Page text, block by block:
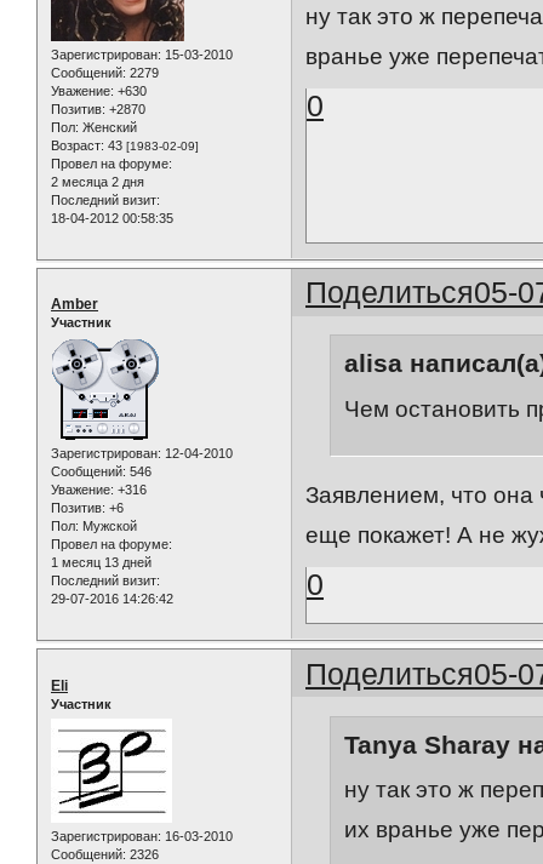
Зарегистрирован: 15-03-2010
Сообщений: 2279
Уважение: +630
Позитив: +2870
Пол: Женский
Возраст: 43 [1983-02-09]
Провел на форуме:
2 месяца 2 дня
Последний визит:
18-04-2012 00:58:35
ну так это ж
вранье уже
0
Поделиться05-
Amber
Участник
Зарегистрирован: 12-04-2010
Сообщений: 546
Уважение: +316
Позитив: +6
Пол: Мужской
Провел на форуме:
1 месяц 13 дней
Последний визит:
29-07-2016 14:26:42
alisa
Чем остановить
Заявлением, что она
еще покажет! А не
0
Поделиться05-
Eli
Участник
Зарегистрирован: 16-03-2010
Сообщений: 2326
Tanya Sharay
ну так это ж
их вранье уже